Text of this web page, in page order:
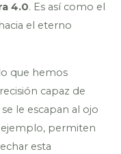
4.0. Es así como el
el eterno
que hemos
capaz de
le escapan al ojo
permiten
esta